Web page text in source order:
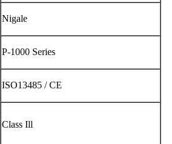
Nigale
P-1000 Series
ISO13485 / CE
Class Ill